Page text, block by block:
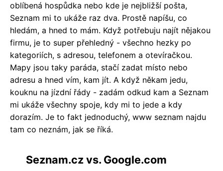
oblíbená hospůdka nebo kde je nejbližší pošta,
Seznam mi to ukáže raz dva. Prostě napíšu, co
hledám, a hned to mám. Když potřebuju najít nějakou
firmu, je to super přehledný - všechno hezky po
kategoriích, s adresou, telefonem a otevíračkou.
Mapy jsou taky paráda, stačí zadat místo nebo
adresu a hned vím, kam jít. A když někam jedu,
kouknu na jízdní řády - zadám odkud kam a Seznam
mi ukáže všechny spoje, kdy mi to jede a kdy
dorazím. Je to fakt jednoduchý, www seznam najdu
tam co neznám, jak se říká.
Seznam.cz vs. Google.com